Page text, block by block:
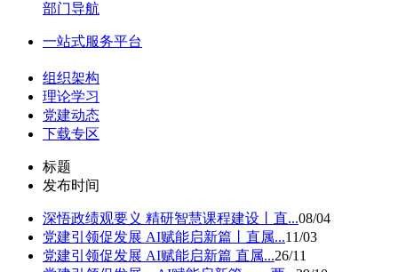
部门导航
一站式服务平台
组织架构
理论学习
党建动态
下载专区
标题
发布时间
深悟政绩观要义 精研智慧课程建设丨直...08/04
党建引领促发展 AI赋能启新篇丨直属...11/03
党建引领促发展 AI赋能启新篇 直属...26/11